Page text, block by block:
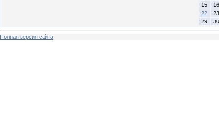
15
16
22
23
29
30
Полная версия сайта